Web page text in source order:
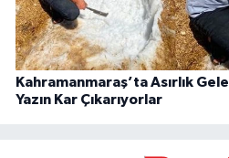
Kahramanmaraş’ta Asırlık
Yazın Kar Çıkarıyorlar